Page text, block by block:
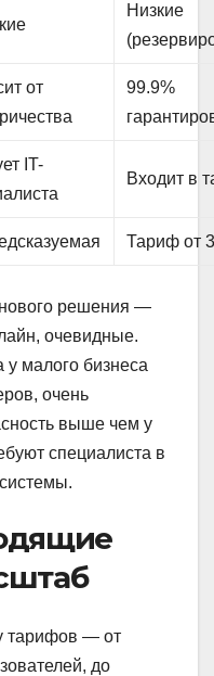
Низкие
от
99.9%
IT-
Входит в
Тариф от
решения —
очевидные.
у малого бизнеса
очень
выше чем у
специалиста в
тарифов — от
до